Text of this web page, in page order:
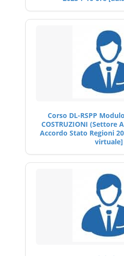
Corso DL-RSPP
COSTRUZIONI (Settore
Accordo Stato Regioni
virtuale]